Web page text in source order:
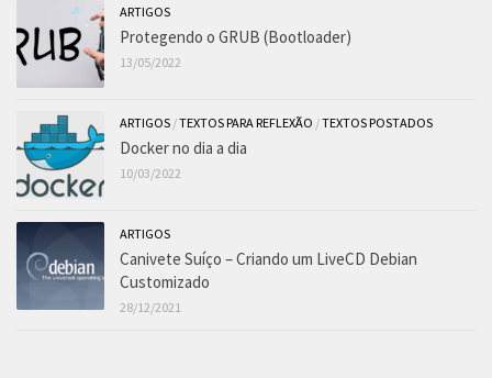
ARTIGOS
Protegendo o GRUB (Bootloader)
13/05/2022
ARTIGOS /TEXTOS PARA REFLEXÃO /TEXTOS POSTADOS
Docker no dia a dia
10/03/2022
ARTIGOS
Canivete Suíço – Criando um LiveCD Debian
Customizado
28/12/2021